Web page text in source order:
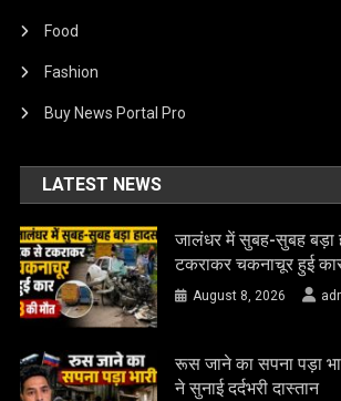
Food
Fashion
Buy News Portal Pro
LATEST NEWS
जालंधर में सुबह-सुबह बड़ा
टकराकर चकनाचूर हुई
August 8, 2026
रूस जाने का सपना पड़ा
ने सुनाई दर्दभरी दास्तान